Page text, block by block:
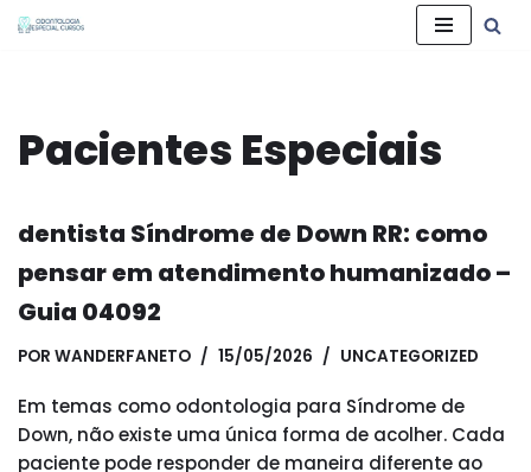
conteúdo
Pacientes Especiais
dentista Síndrome de Down RR: como
pensar em atendimento humanizado –
Guia 04092
POR WANDERFANETO 15/05/2026 UNCATEGORIZED
Em temas como odontologia para Síndrome de
Down, não existe uma única forma de acolher. Cada
paciente pode responder de maneira diferente ao